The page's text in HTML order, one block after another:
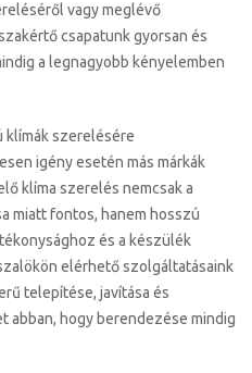
vagy meglévő
csapatunk gyorsan és
a legnagyobb kényelemben
klímák szerelésére
igény esetén más márkák
klíma szerelés nemcsak a
miatt fontos, hanem hosszú
és a készülék
elérhető szolgáltatásaink
telepítése, javítása és
abban, hogy berendezése mindig